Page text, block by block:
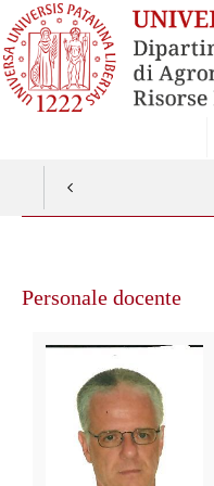
contenuto
Personale docente